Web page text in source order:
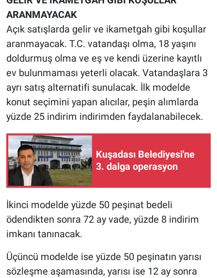
ARANMAYACAK
Açık satışlarda gelir ve ikametgah gibi koşullar
aranmayacak. T.C. vatandaşı olma, 18 yaşını
doldurmuş olma ve eş ve kendi üzerine kayıtlı
ev bulunmaması yeterli olacak. Vatandaşlara 3
ayrı satış alternatifi sunulacak. İlk modelde
konut seçimini yapan alıcılar, peşin alımlarda
yüzde 25 indirim indirimden faydalanabilecek.
Kuşadası Belediyesi'ne
3. dalga operasyon
İkinci modelde yüzde 50 peşinat bedeli
ödendikten sonra 72 ay vade, yüzde 8 indirim
imkanı tanınacak.
Üçüncü modelde ise yüzde 50 peşinatın yarısı
sözleşme aşamasında, yarısı ise 12 ay sonra